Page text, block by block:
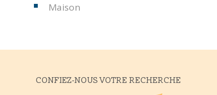
Maison
CONFIEZ-NOUS VOTRE RECHERCHE